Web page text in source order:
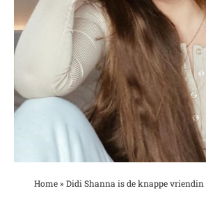
Home» Didi Shanna is de knappe